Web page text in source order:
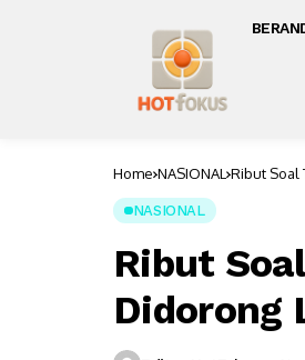
Home NASIONAL Ribut Soal
NASIONAL
Ribut
Didorong